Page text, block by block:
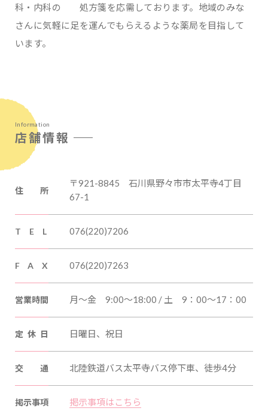
科・内科の 処方箋を応需しております。地域のみな
さんに気軽に足を運んでもらえるような薬局を目指して
います。
Information
店舗情報
住所
〒921-8845 石川県野々市市太平寺4丁目
67-1
TEL 076(220)7206
FAX 076(220)7263
営業時間 月〜金 9:00〜18:00 / 土 9：00〜17：00
定休日 日曜日、祝日
交通 北陸鉄道バス太平寺バス停下車、徒歩4分
掲示事項 掲示事項はこちら